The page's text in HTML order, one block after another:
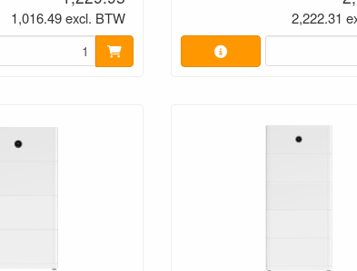
1,016.49 excl. BTW 2,222.31